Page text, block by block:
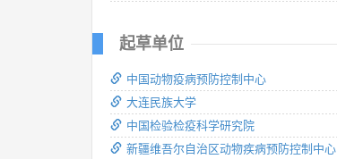
起草单位
中国动物疫病预防控制中心
大连民族大学
中国检验检疫科学研究院
新疆维吾尔自治区动物疾病预防控制中心